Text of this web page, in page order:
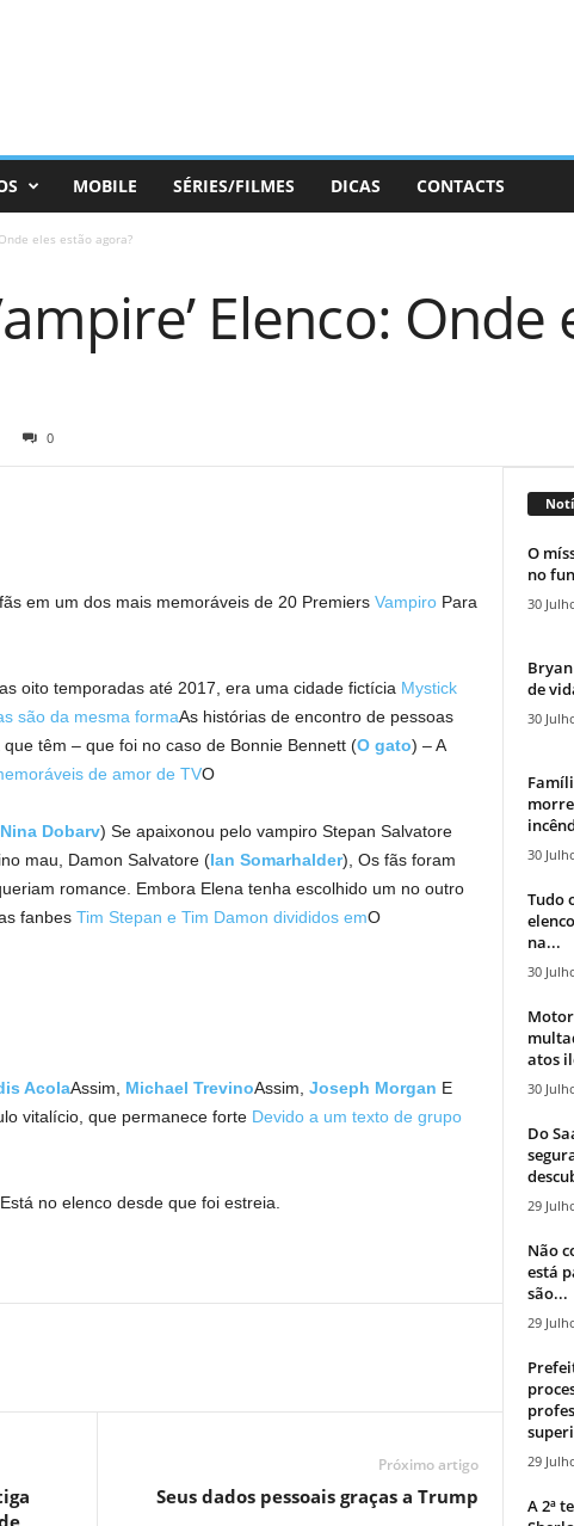
MOBILE SÉRIES/FILMES DICAS CONTACTS
eles estão agora?
Elenco: Onde
0
em um dos mais memoráveis ​​de 20 Premiers VampiroPara
oito temporadas até 2017, era uma cidade fictícia Mystick
são da mesma formaAs histórias de encontro de pessoas
têm – que foi no caso de Bonnie Bennett (O gato) – A
​​de amor de TVO
Nina Dobarv) Se apaixonou pelo vampiro Stepan Salvatore
mau, Damon Salvatore (Ian Somarhalder), Os fãs foram
romance. Embora Elena tenha escolhido um no outro
fanbes Tim Stepan e Tim Damon divididos emO
AcolaAssim, Michael TrevinoAssim, Joseph Morgan E
vitalício, que permanece forte Devido a um texto de grupo
no elenco desde que foi estreia.
Próximo artigo
Seus dados pessoais graças a Trump
O
no
30
de
30
30
Tudo
na...
30
atos
30
Do
29
Não
está
são...
29
29
A 2ª